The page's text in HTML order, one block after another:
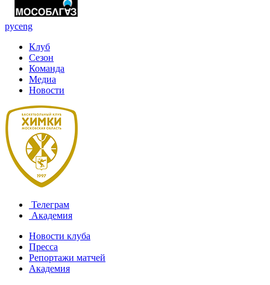
русeng
Клуб
Сезон
Команда
Медиа
Новости
Телеграм
Академия
Новости клуба
Пресса
Репортажи матчей
Академия